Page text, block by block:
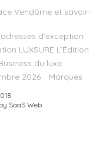
Vendôme et savoir-
d’exception
LUXSURE L’Édition
du luxe
2026
Marques
SaaS Web